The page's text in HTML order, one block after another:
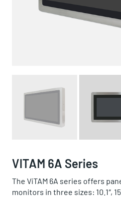
VITAM 6A Series
The ViTAM 6A series offers
monitors in three sizes: 10.1″,